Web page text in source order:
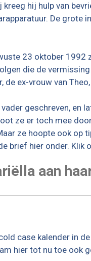
kreeg hij hulp van
De
23 oktober
die de
de ex-vrouw van
geschreven, en
ze er toch mee
ze hoopte ook
brief hier onder.
aan
case kalender in
hier tot nu toe ook